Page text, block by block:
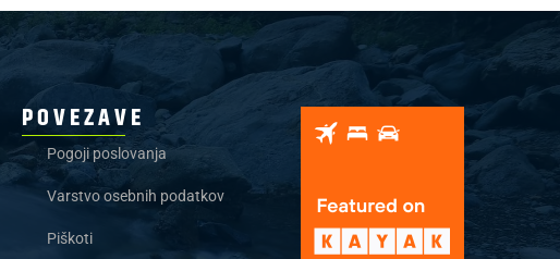
POVEZAVE
Pogoji poslovanja
Varstvo osebnih podatkov
Piškoti